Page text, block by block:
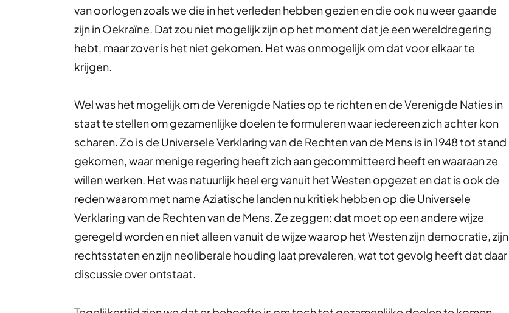
van oorlogen zoals we die in het verleden hebben gezien en die ook nu weer gaande
zijn in Oekraïne. Dat zou niet mogelijk zijn op het moment dat je een wereldregering
hebt, maar zover is het niet gekomen. Het was onmogelijk om dat voor elkaar te
krijgen.
Wel was het mogelijk om de Verenigde Naties op te richten en de Verenigde Naties in
staat te stellen om gezamenlijke doelen te formuleren waar iedereen zich achter kon
scharen. Zo is de Universele Verklaring van de Rechten van de Mens is in 1948 tot stand
gekomen, waar menige regering heeft zich aan gecommitteerd heeft en waaraan ze
willen werken. Het was natuurlijk heel erg vanuit het Westen opgezet en dat is ook de
reden waarom met name Aziatische landen nu kritiek hebben op die Universele
Verklaring van de Rechten van de Mens. Ze zeggen: dat moet op een andere wijze
geregeld worden en niet alleen vanuit de wijze waarop het Westen zijn democratie, zijn
rechtsstaten en zijn neoliberale houding laat prevaleren, wat tot gevolg heeft dat daar
discussie over ontstaat.